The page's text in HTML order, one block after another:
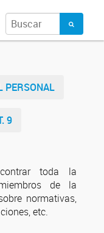
PERSONAL
9
toda la
de la
normativas,
etc.